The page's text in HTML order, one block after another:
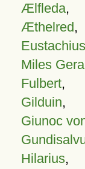
Ælfleda,
Æthelred,
Miles
Fulbert,
Gilduin,
Giunoc
Hilarius,